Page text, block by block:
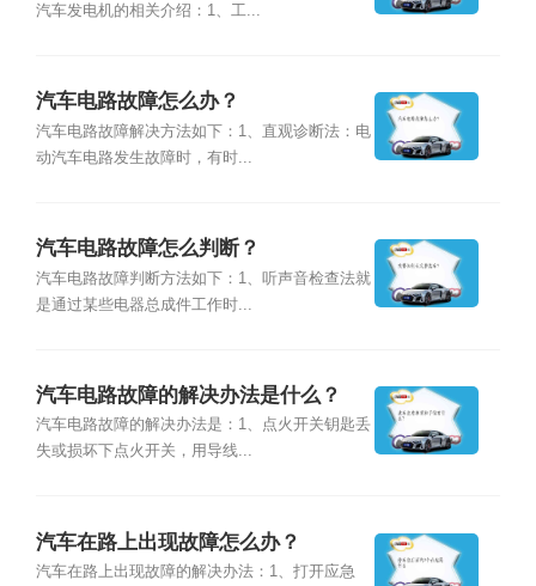
汽车发电机的相关介绍：1、工...
汽车电路故障怎么办？
汽车电路故障解决方法如下：1、直观诊断法：电
动汽车电路发生故障时，有时...
汽车电路故障怎么判断？
汽车电路故障判断方法如下：1、听声音检查法就
是通过某些电器总成件工作时...
汽车电路故障的解决办法是什么？
汽车电路故障的解决办法是：1、点火开关钥匙丢
失或损坏下点火开关，用导线...
汽车在路上出现故障怎么办？
汽车在路上出现故障的解决办法：1、打开应急